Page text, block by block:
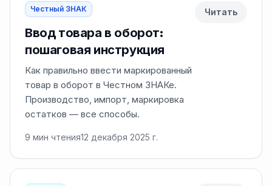
Честный ЗНАК
Ввод товара в оборот:
пошаговая инструкция
Как правильно ввести маркированный
товар в оборот в Честном ЗНАКе.
Производство, импорт, маркировка
остатков — все способы.
9 мин чтения12 декабря 2025 г.
Читать